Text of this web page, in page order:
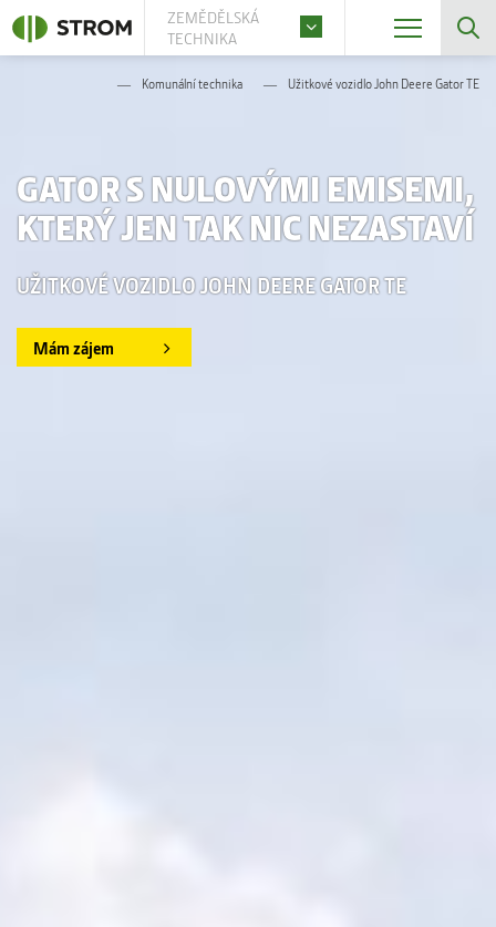
ZEMĚDĚLSKÁ
TECHNIKA
Komunální technika Užitkové vozidlo John Deere Gator TE
GATOR S NULOVÝMI EMISEMI,
KTERÝ JEN TAK NIC NEZASTAVÍ
UŽITKOVÉ VOZIDLO JOHN DEERE GATOR TE
Mám zájem